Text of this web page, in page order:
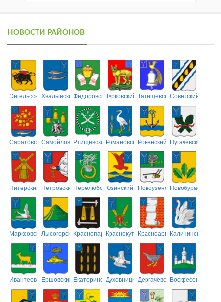
НОВОСТИ РАЙОНОВ
ЭнгельсскийХвалынскийФёдоровскийТурковский ТатищевскийСоветский
СаратовскийСамойловскийРтищевскийРомановскийРовенский Пугачёвский
Питерский ПетровскийПерелюбскийОзинский НовоузенскийНовобурасский
МарксовскийЛысогорскийКраснопартизанский
КраснокутскийКрасноармейский
Калининский
ИвантеевскийЕршовский ЕкатериновскийДуховницкийДергачёвскийВоскресенский